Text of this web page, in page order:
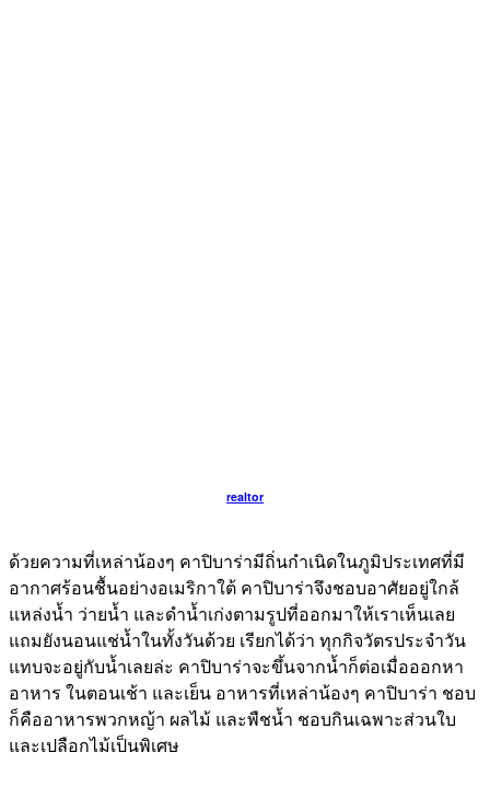
realtor
ด้วยความที่เหล่าน้องๆ คาปิบาร่ามีถิ่นกำเนิดในภูมิประเทศที่มี
อากาศร้อนชื้นอย่างอเมริกาใต้ คาปิบาร่าจึงชอบอาศัยอยู่ใกล้
แหล่งน้ำ ว่ายน้ำ และดำน้ำเก่งตามรูปที่ออกมาให้เราเห็นเลย
แถมยังนอนแช่น้ำในทั้งวันด้วย เรียกได้ว่า ทุกกิจวัตรประจำวัน
แทบจะอยู่กับน้ำเลยล่ะ คาปิบาร่าจะขึ้นจากน้ำก็ต่อเมื่อออกหา
อาหาร ในตอนเช้า และเย็น อาหารที่เหล่าน้องๆ คาปิบาร่า ชอบ
ก็คืออาหารพวกหญ้า ผลไม้ และพืชน้ำ ชอบกินเฉพาะส่วนใบ
และเปลือกไม้เป็นพิเศษ